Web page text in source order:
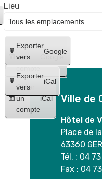
Créer
un
compte
Google
Créer
un
compte
iCal
Exporter
vers
Google
Exporter
vers
iCal
Lieu
Ville de
Hôtel de
Place de
63360
Tél. : 04
Fax : 04